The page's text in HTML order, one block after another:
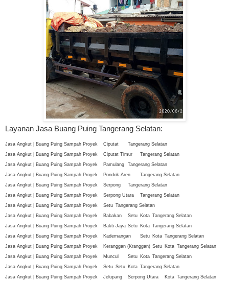
Layanan Jasa Buang Puing Tangerang Selatan:
Jasa Angkut | Buang Puing Sampah Proyek Ciputat
Tangerang Selatan
Jasa Angkut | Buang Puing Sampah Proyek
Ciputat Timur
Tangerang Selatan
Jasa Angkut | Buang Puing Sampah Proyek
Pamulang
Tangerang Selatan
Jasa Angkut | Buang Puing Sampah Proyek
Pondok Aren
Tangerang Selatan
Jasa Angkut | Buang Puing Sampah Proyek
Serpong
Tangerang Selatan
Jasa Angkut | Buang Puing Sampah Proyek
Serpong Utara
Tangerang Selatan
Jasa Angkut | Buang Puing Sampah Proyek
Setu Tangerang Selatan
Jasa Angkut | Buang Puing Sampah Proyek
Babakan Setu Kota Tangerang Selatan
Jasa Angkut | Buang Puing Sampah Proyek
Bakti Jaya Setu Kota Tangerang Selatan
Jasa Angkut | Buang Puing Sampah Proyek
Kademangan Setu Kota Tangerang Selatan
Jasa Angkut | Buang Puing Sampah Proyek
Keranggan (Kranggan) Setu Kota Tangerang Selatan
Jasa Angkut | Buang Puing Sampah Proyek
Muncul Setu Kota Tangerang Selatan
Jasa Angkut | Buang Puing Sampah Proyek
Setu Setu Kota Tangerang Selatan
Jasa Angkut | Buang Puing Sampah Proyek
Jelupang Serpong Utara Kota Tangerang Selatan